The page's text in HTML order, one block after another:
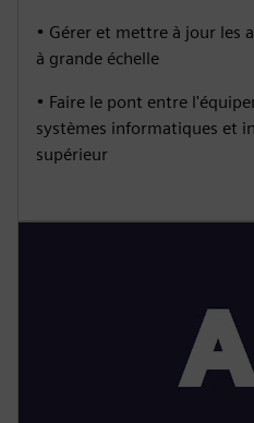
• Gérer et mettre à jour les
à grande échelle
• Faire le pont entre
systèmes informatiques et
supérieur